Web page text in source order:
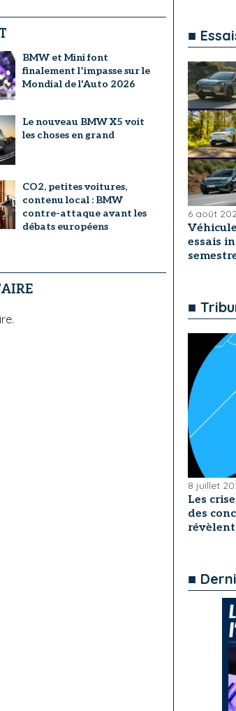
BMW et Mini font
finalement l’impasse sur le
Mondial de l'Auto 2026
Le nouveau BMW X5 voit
les choses en grand
CO2, petites voitures,
contenu local : BMW
contre-attaque avant les
débats européens
■
6 août
essais
■
8 juillet
Les
des
révèlent
■